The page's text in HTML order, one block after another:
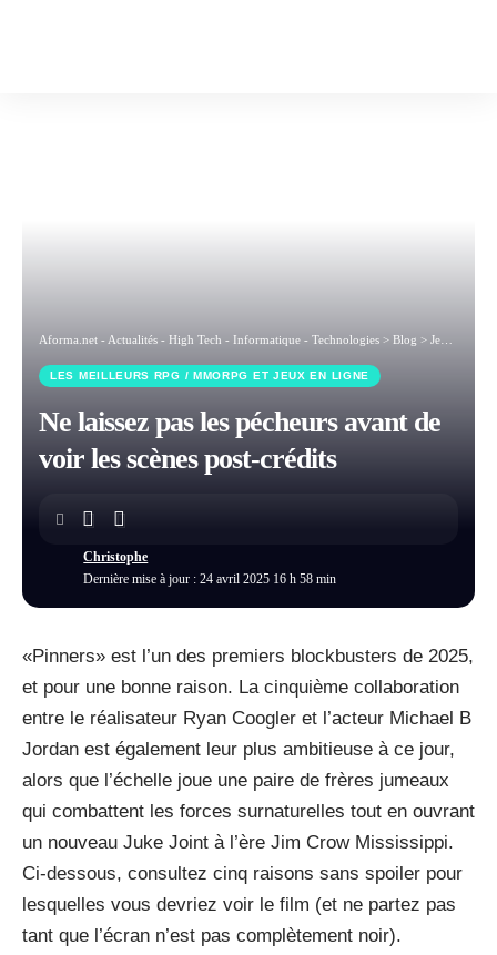
Aforma.net - Actualités - High Tech - Informatique - Technologies > Blog > Jeux vidéos et loisirs numériques
LES MEILLEURS RPG / MMORPG ET JEUX EN LIGNE
Ne laissez pas les pécheurs avant de
voir les scènes post-crédits
Dernière mise à jour : 24 avril 2025 16 h 58 min
Christophe
«Pinners» est l’un des premiers blockbusters de 2025,
et pour une bonne raison. La cinquième collaboration
entre le réalisateur Ryan Coogler et l’acteur Michael B
Jordan est également leur plus ambitieuse à ce jour,
alors que l’échelle joue une paire de frères jumeaux
qui combattent les forces surnaturelles tout en ouvrant
un nouveau Juke Joint à l’ère Jim Crow Mississippi.
Ci-dessous, consultez cinq raisons sans spoiler pour
lesquelles vous devriez voir le film (et ne partez pas
tant que l’écran n’est pas complètement noir).